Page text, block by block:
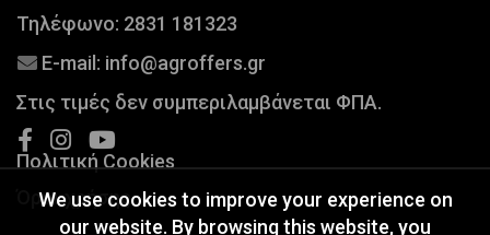
Τηλέφωνο: 2831 181323
E-mail: info@agroffers.gr
Στις τιμές δεν συμπεριλαμβάνεται ΦΠΑ.
Πολιτική Cookies
Όροι χρήσης
We use cookies to improve your experience on
our website. By browsing this website, you